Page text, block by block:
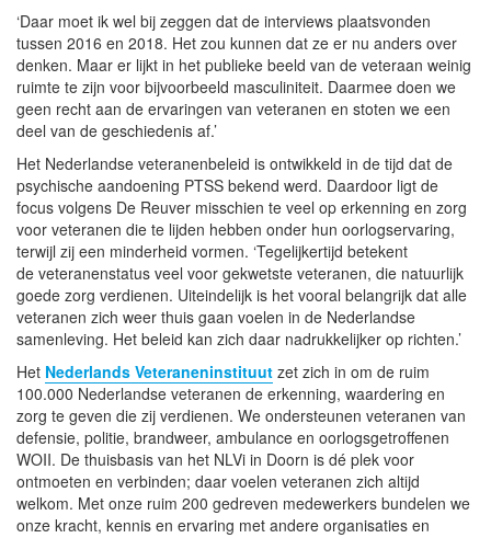
‘Daar moet ik wel bij zeggen dat de interviews plaatsvonden
tussen 2016 en 2018. Het zou kunnen dat ze er nu anders over
denken. Maar er lijkt in het publieke beeld van de veteraan weinig
ruimte te zijn voor bijvoorbeeld masculiniteit. Daarmee doen we
geen recht aan de ervaringen van veteranen en stoten we een
deel van de geschiedenis af.’
Het Nederlandse veteranenbeleid is ontwikkeld in de tijd dat de
psychische aandoening PTSS bekend werd. Daardoor ligt de
focus volgens De Reuver misschien te veel op erkenning en zorg
voor veteranen die te lijden hebben onder hun oorlogservaring,
terwijl zij een minderheid vormen. ‘Tegelijkertijd betekent
de veteranenstatus veel voor gekwetste veteranen, die natuurlijk
goede zorg verdienen. Uiteindelijk is het vooral belangrijk dat alle
veteranen zich weer thuis gaan voelen in de Nederlandse
samenleving. Het beleid kan zich daar nadrukkelijker op richten.’
Het Nederlands Veteraneninstituut zet zich in om de ruim
100.000 Nederlandse veteranen de erkenning, waardering en
zorg te geven die zij verdienen. We ondersteunen veteranen van
defensie, politie, brandweer, ambulance en oorlogsgetroffenen
WOII. De thuisbasis van het NLVi in Doorn is dé plek voor
ontmoeten en verbinden; daar voelen veteranen zich altijd
welkom. Met onze ruim 200 gedreven medewerkers bundelen we
onze kracht, kennis en ervaring met andere organisaties en